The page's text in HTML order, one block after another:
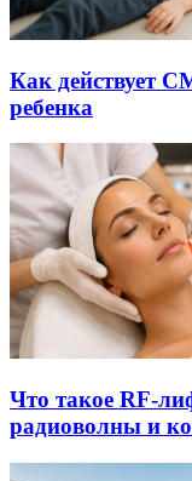
Как действует
ребенка
Что такое RF-
радиоволны и